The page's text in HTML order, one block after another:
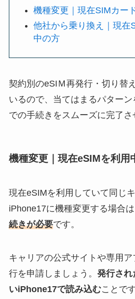
機種変更｜現在SIMカー
他社から乗り換え｜現在
中の方
契約別のeSIＭ再発行・切り替
いるので、当てはまるパター
での手続きをスムーズに完了さ
機種変更｜現在eSIMを利用
現在eSIMを利用していて同じ
iPhone17に機種変更する場合は
続きが必要です。
キャリアの公式サイトや専用
行を申請しましょう。 発行され
いiPhone17で読み込むことで